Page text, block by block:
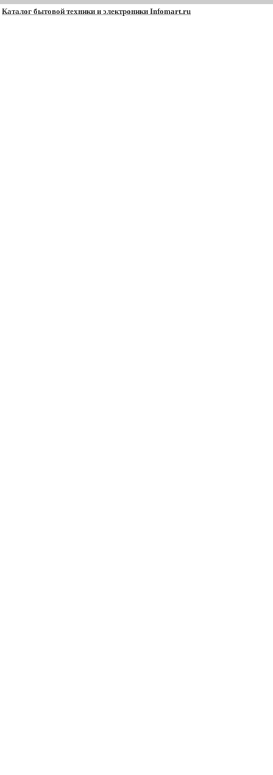
Каталог бытовой техники и электроники Infomart.ru